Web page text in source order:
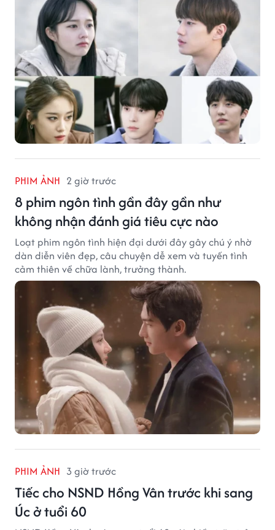
PHIM ẢNH 2 giờ trước
8 phim ngôn tình gần đây gần như
không nhận đánh giá tiêu cực nào
Loạt phim ngôn tình hiện đại dưới đây gây chú ý nhờ
dàn diễn viên đẹp, câu chuyện dễ xem và tuyến tình
cảm thiên về chữa lành, trưởng thành.
PHIM ẢNH 3 giờ trước
Tiếc cho NSND Hồng Vân trước khi sang
Úc ở tuổi 60